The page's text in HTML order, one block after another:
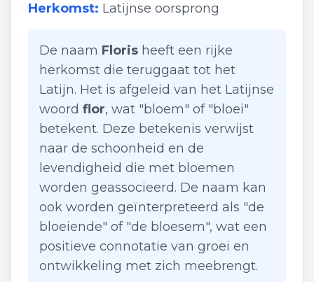
Herkomst: Latijnse oorsprong
De naam Floris heeft een rijke
herkomst die teruggaat tot het
Latijn. Het is afgeleid van het Latijnse
woord flor, wat "bloem" of "bloei"
betekent. Deze betekenis verwijst
naar de schoonheid en de
levendigheid die met bloemen
worden geassocieerd. De naam kan
ook worden geïnterpreteerd als "de
bloeiende" of "de bloesem", wat een
positieve connotatie van groei en
ontwikkeling met zich meebrengt.